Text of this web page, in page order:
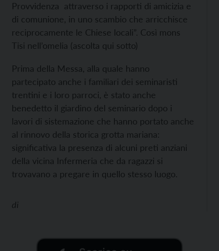
Provvidenza attraverso i rapporti di amicizia e
di comunione, in uno scambio che arricchisce
reciprocamente le Chiese locali”. Così mons
Tisi nell’omelia (ascolta qui sotto)
Prima della Messa, alla quale hanno
partecipato anche i familiari dei seminaristi
trentini e i loro parroci, è stato anche
benedetto il giardino del seminario dopo i
lavori di sistemazione che hanno portato anche
al rinnovo della storica grotta mariana:
significativa la presenza di alcuni preti anziani
della vicina Infermeria che da ragazzi si
trovavano a pregare in quello stesso luogo.
di